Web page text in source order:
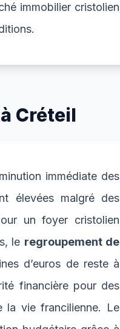
immobilier cristolien
Créteil
immédiate des
élevées malgré des
un foyer cristolien
le regroupement de
d’euros de reste à
financière pour des
la vie francilienne. Le